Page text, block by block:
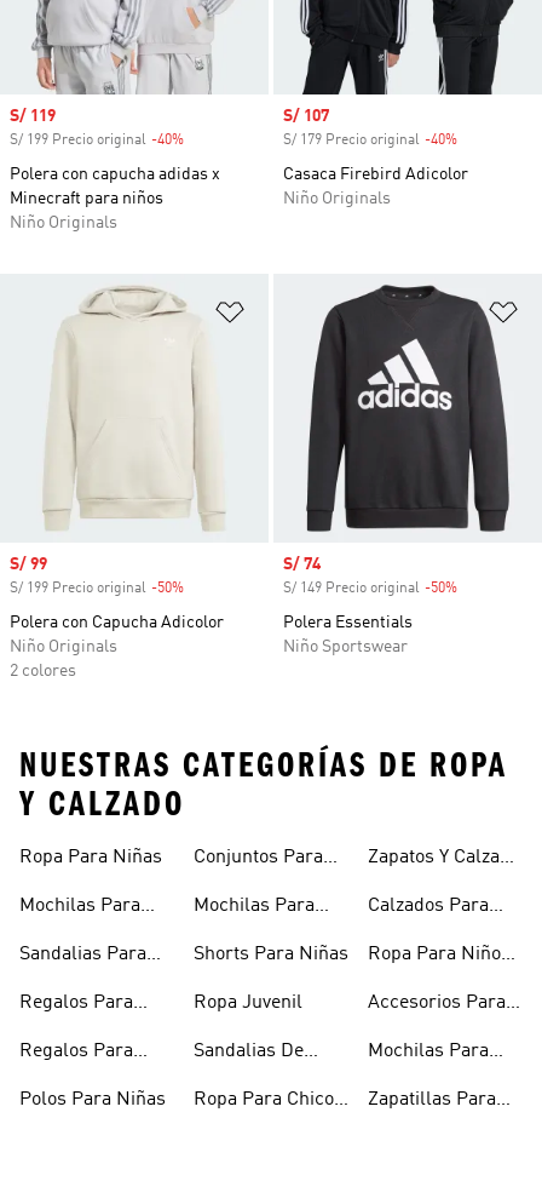
Precio de venta
S/ 119
S/ 199 Precio original -40%
Polera con capucha adidas x
Minecraft para niños
Niño Originals
Precio de venta
S/ 107
S/ 179 Precio original -40%
Casaca Firebird Adicolor
Niño Originals
Añadir a la lista de deseos
Precio de venta
S/ 99
S/ 199 Precio original -50%
Polera con Capucha Adicolor
Niño Originals
2 colores
Precio de venta
S/ 74
S/ 149 Precio original -50%
Polera Essentials
Niño Sportswear
NUESTRAS CATEGORÍAS DE ROPA
Y CALZADO
Ropa Para Niñas
Mochilas Para
Sandalias Para
Regalos Para
Regalos Para
Polos Para Niñas
Conjuntos Para
Mochilas Para
Shorts Para Niñas
Ropa Juvenil
Sandalias De
Niñas
Ropa Para Chicos
Zapatos Y Calzado
Calzados Para
Ropa Para Niños
Accesorios Para
Mochilas Para
Zapatillas Para